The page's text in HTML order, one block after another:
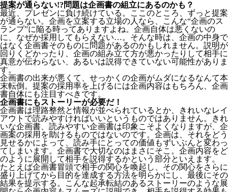
提案が通らない!?問題は企画書の組立にあるのかも？
最近、プレゼンに負け続けている。ここのところ、ずっと提案
が通らない。企画を立案する立場の人なら、こんな“企画のス
ランプ”に陥る時ってありますよね。企画自体は悪くないの
に、なぜか採用してもらえない…。そんな時は、企画の中身で
はなく企画書そのものに問題があるのかもしれません。説明が
回りくどかったり、企画の組み立て方が悪かったりして相手に
真意が伝わらない、あるいは説得できていない可能性がありま
す。
企画書の出来が悪くて、せっかくの企画がムダになるなんて本
末転倒。提案の採用率を上げるには企画内容はもちろん、企画
書自体にも注目すべきです。
企画書にもストーリーが必要だ！
企画書は理路整然と情報が並べられているとか、きれいなレイ
アウトで読みやすければいいというものではありません。きれ
いな企画書、読みやすい企画書は印象こそよくなりますが、企
画案の採用を助けるものではないのです。 企画は、それをどう
見せるかによって、読み手にとっての価値もずいぶんと変わっ
てしまいます。 企画書で大切なのはまさにそこ。企画内容をど
のように展開して相手を説得するかという部分といえます。
たとえば企画書冒頭で相手の関心を喚起し、その関心をさらに
盛り上げてから目的を達成する方法を明らかにし、最後にその
結果を提示する。こんな起承転結のあるストーリーのような展